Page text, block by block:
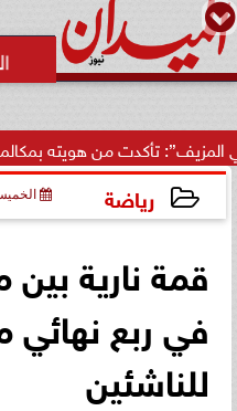
بمكالمة فيديو.. ولم...
رياضة الخميس، 14
قمة نارية بين
في ربع نهائي
للناشئين